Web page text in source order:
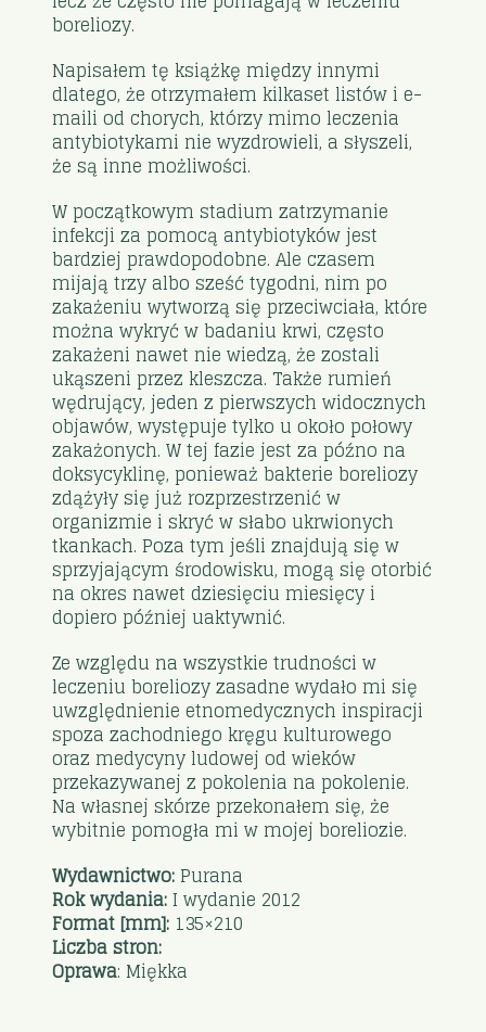
boreliozy.
Napisałem tę książkę między innymi
dlatego, że otrzymałem kilkaset listów i e-
maili od chorych, którzy mimo leczenia
antybiotykami nie wyzdrowieli, a słyszeli,
że są inne możliwości.
W początkowym stadium zatrzymanie
infekcji za pomocą antybiotyków jest
bardziej prawdopodobne. Ale czasem
mijają trzy albo sześć tygodni, nim po
zakażeniu wytworzą się przeciwciała, które
można wykryć w badaniu krwi, często
zakażeni nawet nie wiedzą, że zostali
ukąszeni przez kleszcza. Także rumień
wędrujący, jeden z pierwszych widocznych
objawów, występuje tylko u około połowy
zakażonych. W tej fazie jest za późno na
doksycyklinę, ponieważ bakterie boreliozy
zdążyły się już rozprzestrzenić w
organizmie i skryć w słabo ukrwionych
tkankach. Poza tym jeśli znajdują się w
sprzyjającym środowisku, mogą się otorbić
na okres nawet dziesięciu miesięcy i
dopiero później uaktywnić.
Ze względu na wszystkie trudności w
leczeniu boreliozy zasadne wydało mi się
uwzględnienie etnomedycznych inspiracji
spoza zachodniego kręgu kulturowego
oraz medycyny ludowej od wieków
przekazywanej z pokolenia na pokolenie.
Na własnej skórze przekonałem się, że
wybitnie pomogła mi w mojej boreliozie.
Wydawnictwo: Purana
Rok wydania:I wydanie 2012
Format [mm]: 135×210
Liczba stron:
Oprawa: Miękka